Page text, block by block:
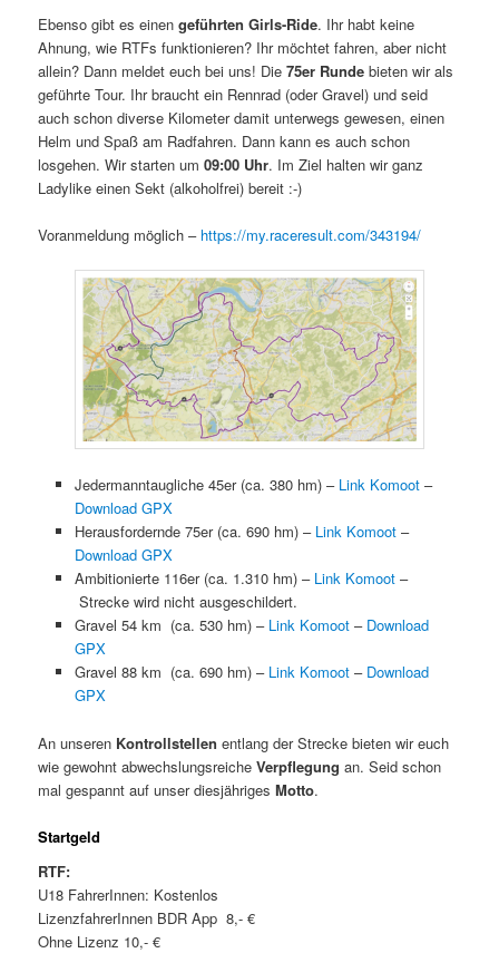
Ebenso gibt es einengeführten Girls-Ride. Ihr habt keine
Ahnung, wie RTFs funktionieren? Ihr möchtet fahren, aber nicht
allein? Dann meldet euch bei uns! Die75er Runde bieten wir als
geführte Tour. Ihr braucht ein Rennrad (oder Gravel) und seid
auch schon diverse Kilometer damit unterwegs gewesen, einen
Helm und Spaß am Radfahren. Dann kann es auch schon
losgehen. Wir starten um09:00 Uhr. Im Ziel halten wir ganz
Ladylike einen Sekt (alkoholfrei) bereit :-)
Voranmeldung möglich – https://my.raceresult.com/343194/
Jedermanntaugliche 45er (ca. 380 hm) – Link Komoot–
Download GPX
Herausfordernde 75er (ca. 690 hm) – Link Komoot–
Download GPX
Ambitionierte 116er (ca. 1.310 hm) – Link Komoot–
Strecke wird nicht ausgeschildert.
Gravel 54 km (ca. 530 hm) – Link Komoot – Download
GPX
Gravel 88 km (ca. 690 hm) – Link Komoot– Download
GPX
An unseren Kontrollstellen entlang der Strecke bieten wir euch
wie gewohnt abwechslungsreicheVerpflegung an. Seid schon
mal gespannt auf unser diesjährigesMotto.
Startgeld
RTF:
U18 FahrerInnen: Kostenlos
LizenzfahrerInnen BDR App 8,- €
Ohne Lizenz 10,- €